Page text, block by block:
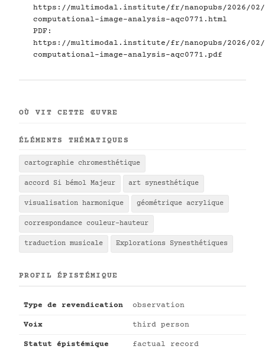
https://multimodal.institute/fr/nanopubs/2026/02/
computational-image-analysis-aqc0771.html
PDF:
https://multimodal.institute/fr/nanopubs/2026/02/
computational-image-analysis-aqc0771.pdf
OÙ VIT CETTE ŒUVRE
ÉLÉMENTS THÉMATIQUES
cartographie chromesthétique
accord Si bémol Majeur art synesthétique
visualisation harmonique géométrique acrylique
correspondance couleur-hauteur
traduction musicale Explorations Synesthétiques
PROFIL ÉPISTÉMIQUE
Type de revendication observation
Voix third person
Statut épistémique factual record